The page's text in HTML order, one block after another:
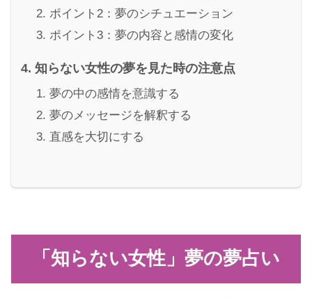
ポイント2：夢のシチュエーション
ポイント3：夢の内容と感情の変化
知らない女性の夢を見た時の注意点
夢の中の感情を意識する
夢のメッセージを解釈する
直感を大切にする
「知らない女性」夢の夢占い